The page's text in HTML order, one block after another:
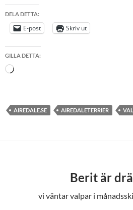
DELA DETTA:
E-post Skriv ut
GILLA DETTA:
Laddar
AIREDALE.SE AIREDALETERRIER
Berit är
vi väntar valpar i